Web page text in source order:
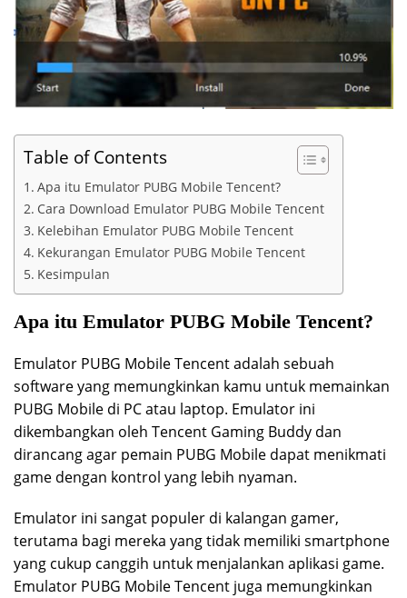
Table of Contents
Apa itu Emulator PUBG Mobile Tencent?
Cara Download Emulator PUBG Mobile Tencent
Kelebihan Emulator PUBG Mobile Tencent
Kekurangan Emulator PUBG Mobile Tencent
Kesimpulan
Apa itu Emulator PUBG Mobile Tencent?
Emulator PUBG Mobile Tencent adalah sebuah
software yang memungkinkan kamu untuk memainkan
PUBG Mobile di PC atau laptop. Emulator ini
dikembangkan oleh Tencent Gaming Buddy dan
dirancang agar pemain PUBG Mobile dapat menikmati
game dengan kontrol yang lebih nyaman.
Emulator ini sangat populer di kalangan gamer,
terutama bagi mereka yang tidak memiliki smartphone
yang cukup canggih untuk menjalankan aplikasi game.
Emulator PUBG Mobile Tencent juga memungkinkan